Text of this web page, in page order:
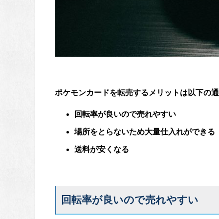
ポケモンカードを転売するメリットは以下の
回転率が良いので売れやすい
場所をとらないため大量仕入れができる
送料が安くなる
回転率が良いので売れやすい